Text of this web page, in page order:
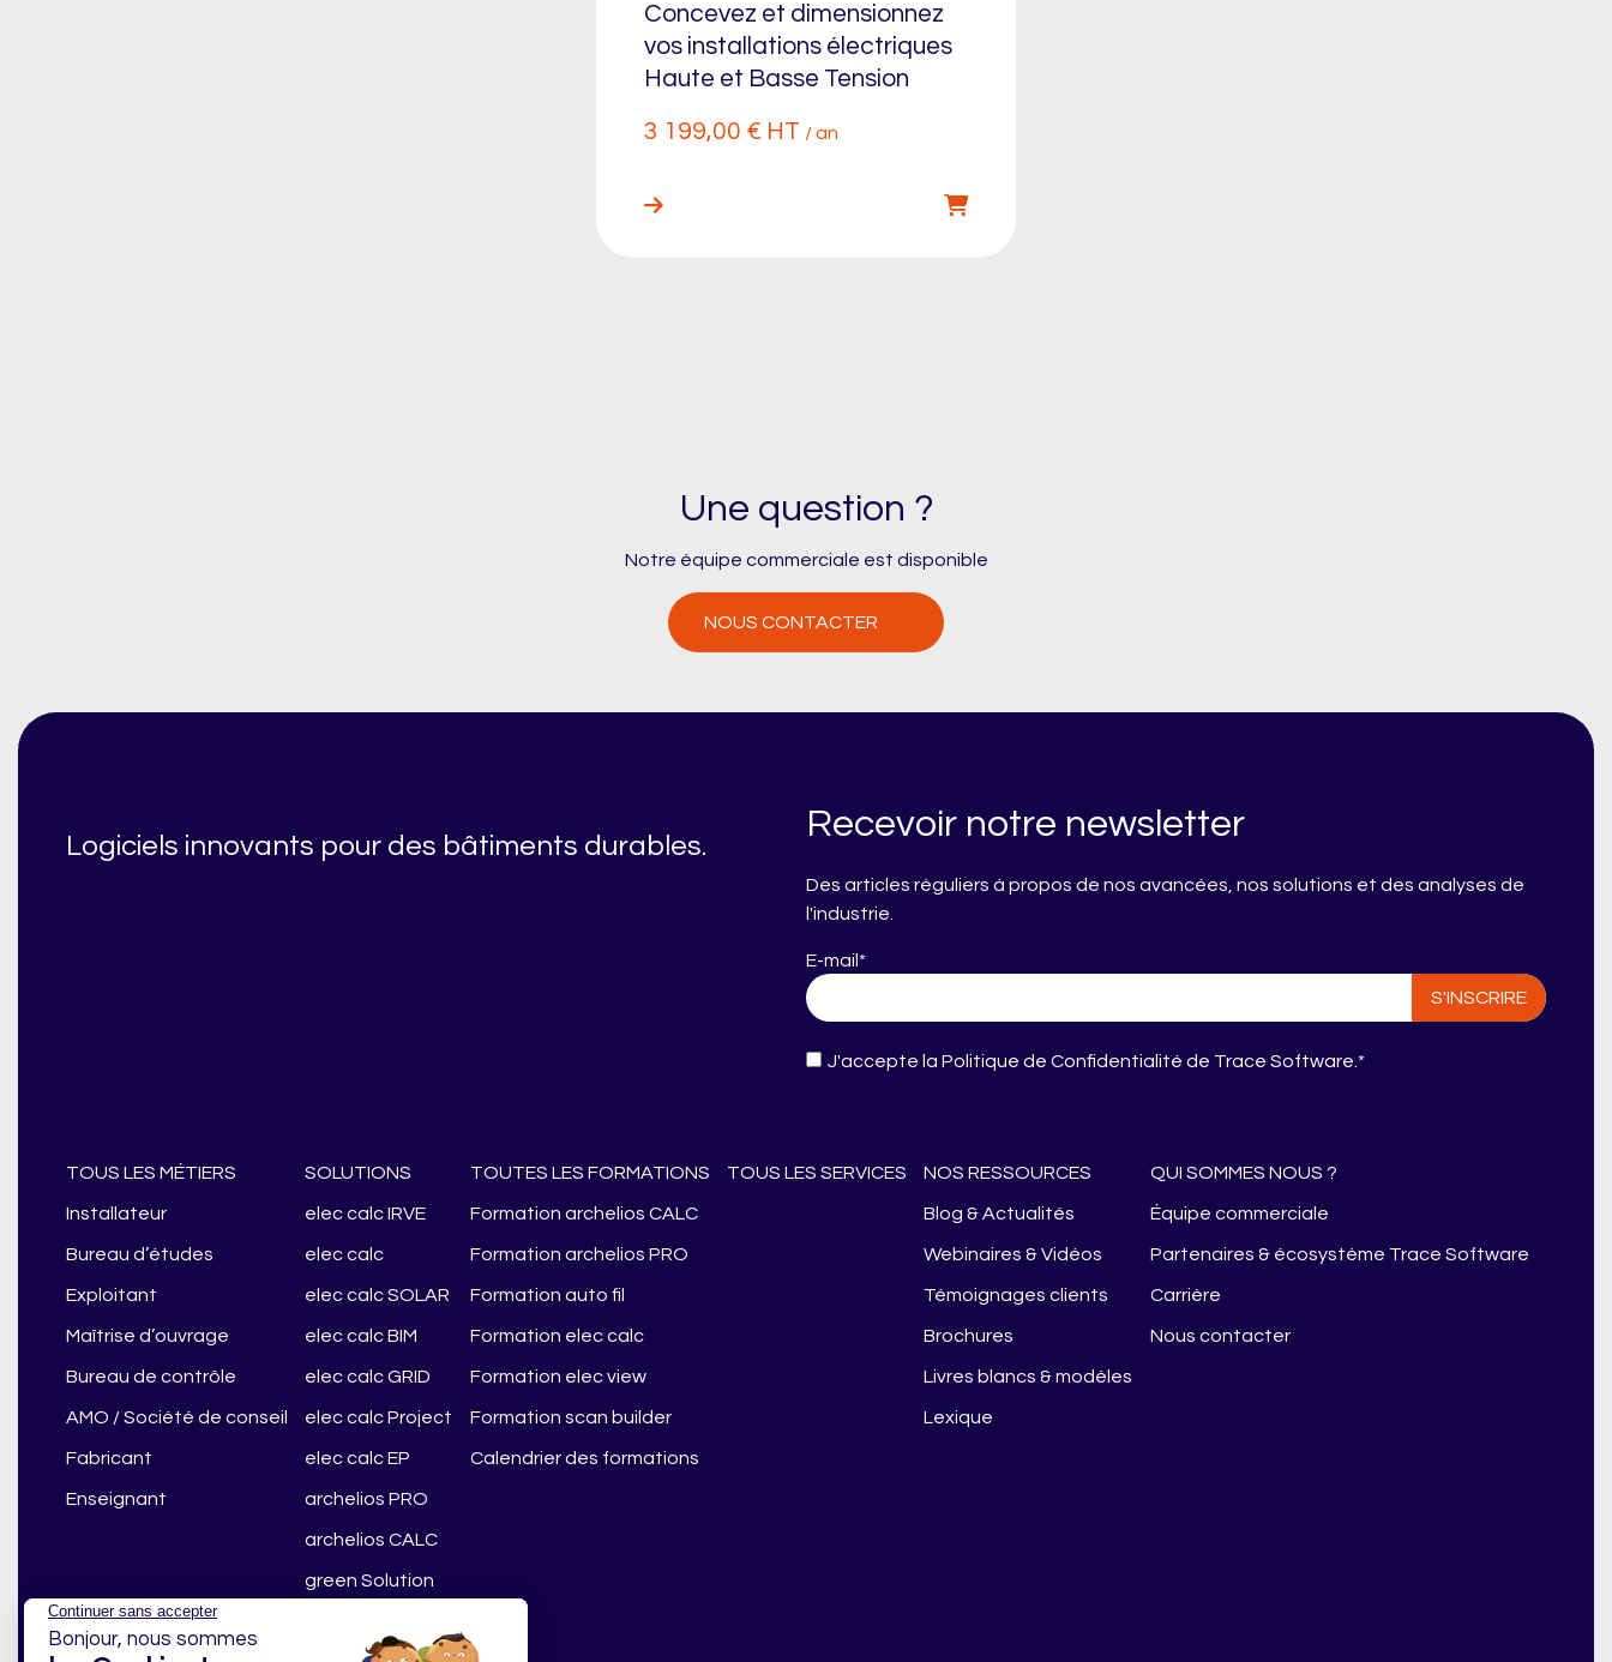
Concevez et dimensionnez
vos installations électriques
Haute et Basse Tension
3 199,00 € HT / an
Une question ?
Notre équipe commerciale est disponible
NOUS CONTACTER
Logiciels innovants pour des bâtiments durables.
Recevoir notre newsletter
Des articles réguliers à propos de nos avancées, nos solutions et des analyses de
l'industrie.
E-mail *
J'accepte la Politique de Confidentialité de Trace Software.*
TOUS LES MÉTIERS
Installateur
Bureau d’études
Exploitant
Maîtrise d’ouvrage
Bureau de contrôle
AMO / Société de conseil
Fabricant
Enseignant
SOLUTIONS
elec calc IRVE
elec calc
elec calc SOLAR
elec calc BIM
elec calc GRID
elec calc Project
elec calc EP
archelios PRO
archelios CALC
green Solution
TOUTES LES FORMATIONS
Formation archelios CALC
Formation archelios PRO
Formation auto fil
Formation elec calc
Formation elec view
Formation scan builder
Calendrier des formations
TOUS LES SERVICES NOS RESSOURCES
Blog & Actualités
Webinaires & Vidéos
Témoignages clients
Brochures
Livres blancs & modèles
Lexique
QUI SOMMES NOUS ?
Équipe commerciale
Partenaires & écosystème Trace Software
Carrière
Nous contacter